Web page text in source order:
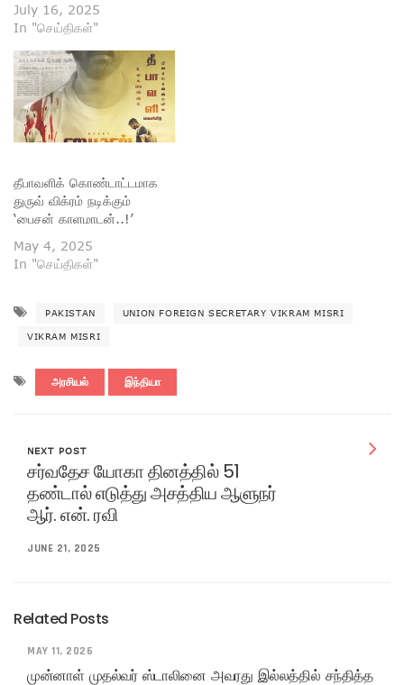
July 16, 2025
In "செய்திகள்"
தீபாவளிக் கொண்டாட்டமாக
துருவ் விக்ரம் நடிக்கும்
‘பைசன் காளமாடன்..!’
May 4, 2025
In "செய்திகள்"
PAKISTAN UNION FOREIGN SECRETARY VIKRAM MISRI
VIKRAM MISRI
அரசியல் இந்தியா
NEXT POST
சர்வதேச யோகா தினத்தில் 51
தண்டால் எடுத்து அசத்திய ஆளுநர்
ஆர். என். ரவி
JUNE 21, 2025
Related Posts
MAY 11, 2026
முன்னாள் முதல்வர் ஸ்டாலினை அவரது இல்லத்தில் சந்தித்த